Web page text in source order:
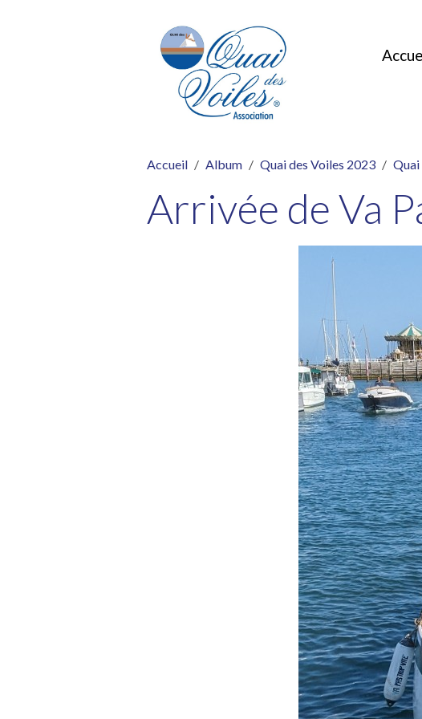
Accueil Album Quai des Voiles 2023 Quai
Arrivée de Va